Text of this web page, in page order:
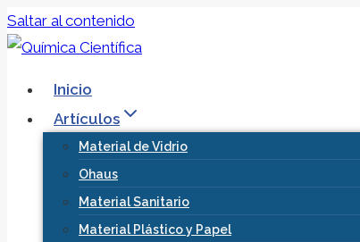
Saltar al contenido
Inicio
Artículos
Material de Vidrio
Ohaus
Material Sanitario
Material Plástico y Papel